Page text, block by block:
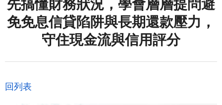
先搞懂財務狀況，學會層層提問避
免免息信貸陷阱與長期還款壓力，
守住現金流與信用評分
回列表